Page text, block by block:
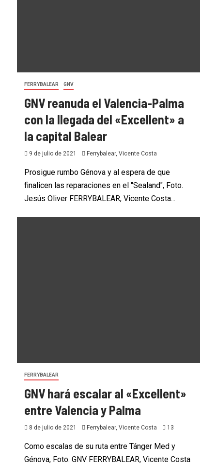
FERRYBALEAR GNV
GNV reanuda el Valencia-Palma
con la llegada del «Excellent» a
la capital Balear
9 de julio de 2021 Ferrybalear, Vicente Costa
Prosigue rumbo Génova y al espera de que
finalicen las reparaciones en el "Sealand", Foto.
Jesús Oliver FERRYBALEAR, Vicente Costa...
FERRYBALEAR
GNV hará escalar al «Excellent»
entre Valencia y Palma
8 de julio de 2021 Ferrybalear, Vicente Costa 13
Como escalas de su ruta entre Tánger Med y
Génova, Foto. GNV FERRYBALEAR, Vicente Costa